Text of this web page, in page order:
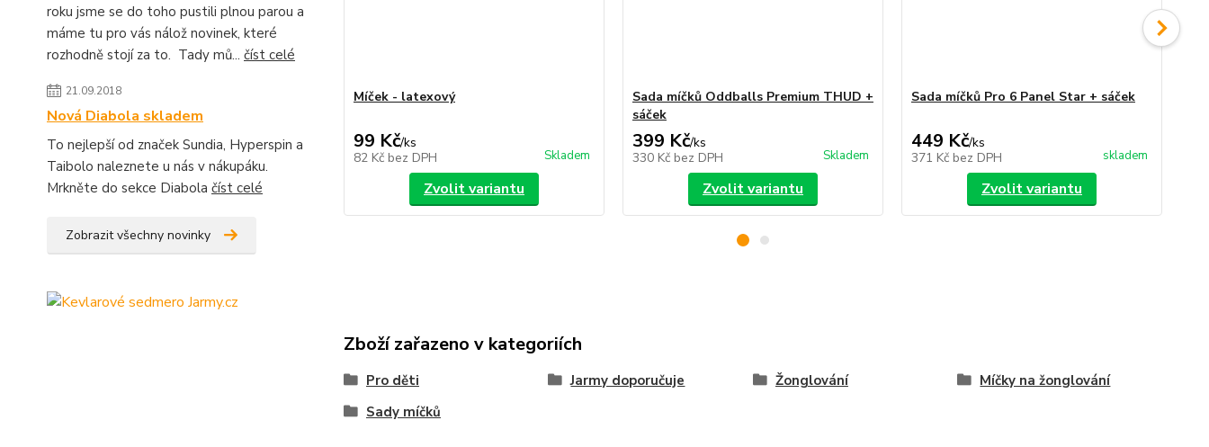
roku jsme se do toho pustili plnou parou a
máme tu pro vás nálož novinek, které
rozhodně stojí za to. Tady mů... číst celé
21.09.2018
Nová Diabola skladem
To nejlepší od značek Sundia, Hyperspin a
Taibolo naleznete u nás v nákupáku.
Mrkněte do sekce Diabola číst celé
Zobrazit všechny novinky
Míček - latexový
99 Kč/ks
82 Kč bez DPH Skladem
Zvolit variantu
Sada míčků Oddballs Premium THUD +
sáček
399 Kč/ks
330 Kč bez DPH Skladem
Zvolit variantu
Sada míčků Pro 6 Panel Star + sáček
449 Kč/ks
371 Kč bez DPH skladem
Zvolit variantu
Zboží zařazeno v kategoriích
Pro děti Jarmy doporučuje Žonglování
Míčky na žonglování
Sady míčků